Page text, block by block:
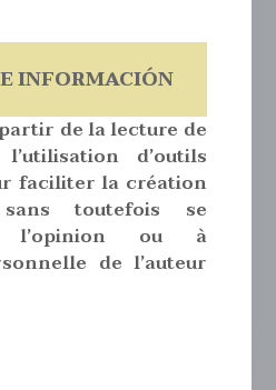
INFORMACIÓN
de la lecture de
d’outils
faciliter la création
toutefois se
l’opinion ou à
de l’auteur